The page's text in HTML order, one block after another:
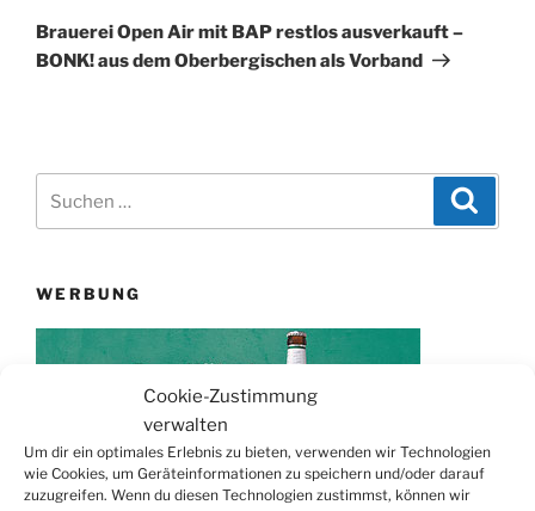
Cookie-Zustimmung
verwalten
Um dir ein optimales Erlebnis zu bieten, verwenden wir Technologien
wie Cookies, um Geräteinformationen zu speichern und/oder darauf
zuzugreifen. Wenn du diesen Technologien zustimmst, können wir
Beitrag
Brauerei Open Air mit BAP restlos ausverkauft –
BONK! aus dem Oberbergischen als Vorband
WERBUNG